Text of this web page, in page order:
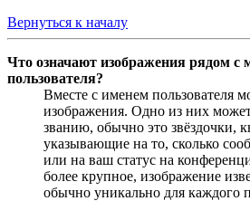
Вернуться к началу
Что означают изображения рядом с
пользователя?
Вместе с именем пользователя
изображения. Одно из них
званию, обычно это звёздочки,
указывающие на то, сколько
или на ваш статус на
более крупное, изображение
обычно уникально для каждого